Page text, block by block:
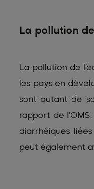
La pollution
La pollution de
les pays en
sont autant de
rapport de
diarrhéiques
peut également